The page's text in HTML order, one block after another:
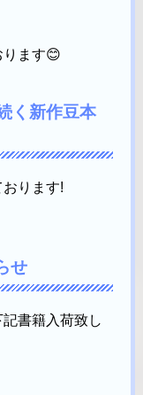
ります😊
く新作豆本
ります!
せ
書籍入荷致し